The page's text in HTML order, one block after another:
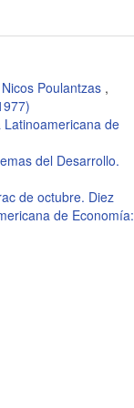
Poulantzas ,
de
del Desarrollo.
de octubre. Diez
de Economía: